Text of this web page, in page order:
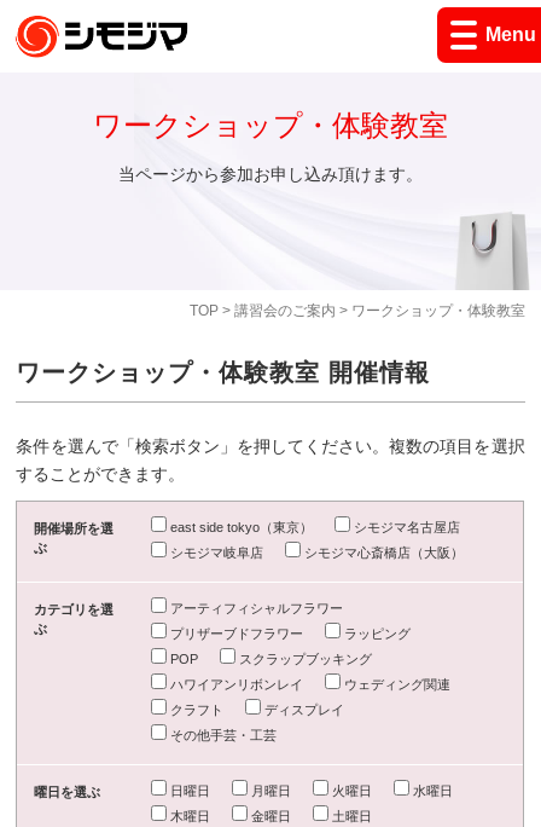
Menu
TOP> 講習会のご案内 > ワークショップ・体験教室
ワークショップ・体験教室
当ページから参加お申し込み頂けます。
ワークショップ・体験教室 開催情報
条件を選んで「検索ボタン」を押してください。複数の項目を選択
することができます。
開催場所を選
ぶ
east side tokyo（東京）
シモジマ名古屋店
シモジマ岐阜店
シモジマ心斎橋店（大阪）
カテゴリを選
ぶ
アーティフィシャルフラワー
プリザーブドフラワー
ラッピング
POP
スクラップブッキング
ハワイアンリボンレイ
ウェディング関連
クラフト
ディスプレイ
その他手芸・工芸
曜日を選ぶ 日曜日 月曜日 火曜日
水曜日
木曜日
金曜日 土曜日